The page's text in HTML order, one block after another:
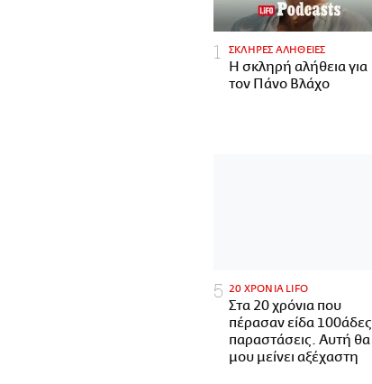
ΣΚΛΗΡΕΣ ΑΛΗΘΕΙΕΣ
H σκληρή αλήθεια για
τον Πάνο Βλάχο
20 ΧΡΟΝΙΑ LIFO
Στα 20 χρόνια που
πέρασαν είδα 100άδες
παραστάσεις. Αυτή θα
μου μείνει αξέχαστη